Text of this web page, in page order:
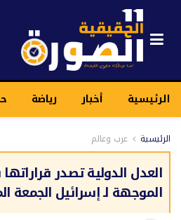
الرئيسية أخبار رياضة
الرئيسية عرب وعالم
العدل الدولية تصدر
الموجهة لـ إسرائيل الجمعة